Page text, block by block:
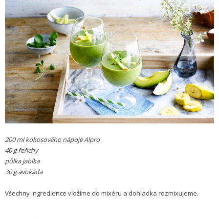
200 ml kokosového nápoje Alpro
40 g řeřichy
půlka jablka
30 g avokáda
Všechny ingredience vložíme do mixéru a dohladka rozmixujeme.